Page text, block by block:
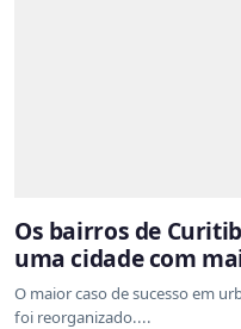
Os bairros de
uma cidade com
ocupação
O maior caso de sucesso em
foi reorganizado....